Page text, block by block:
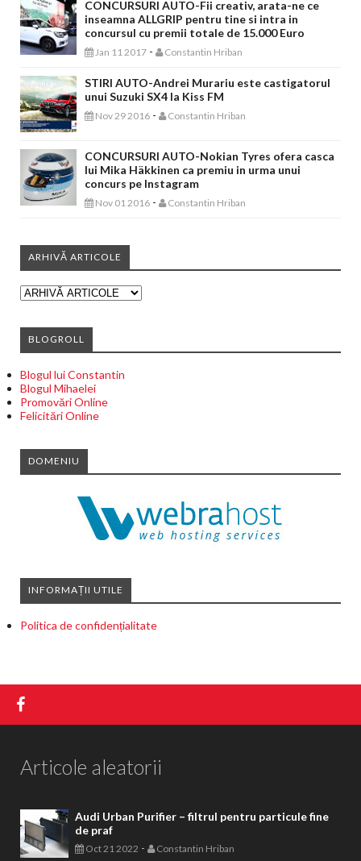
CONCURSURI AUTO-Fii creativ, arata-ne ce
inseamna ALLGRIP pentru tine si intra in
concursul cu premii totale de 15.000 Euro
Jan 11 2017 - Constantin Hriban
STIRI AUTO-Andrei Murariu este castigatorul
unui Suzuki SX4 la Kiss FM
Nov 29 2016 - Constantin Hriban
CONCURSURI AUTO-Nokian Tyres ofera casca
lui Mika Häkkinen ca premiu in urma unui
concurs pe Instagram
Nov 01 2016 - Constantin Hriban
ARHIVĂ ARTICOLE
BLOGROLL
Blogul lui Constantin
Blogul Mihaelei
Promovări Online
Felicitări Online
DOMENIU
INFORMAȚII UTILE
Politica de confidențialitate
Articole aleatorii
Audi Urban Purifier – filtrul pentru particule fine
de praf
Oct 21 2022 - Constantin Hriban